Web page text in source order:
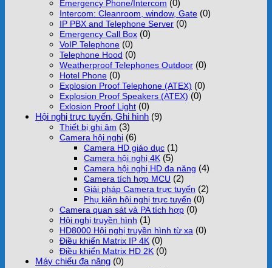
Emergency Phone/Intercom (0)
Intercom: Cleanroom, window, Gate (0)
IP PBX and Telephone Server (0)
Emergency Call Box (0)
VoIP Telephone (0)
Telephone Hood (0)
Weatherproof Telephones Outdoor (0)
Hotel Phone (0)
Explosion Proof Telephone (ATEX) (0)
Explosion Proof Speakers (ATEX) (0)
Exlosion Proof Light (0)
Hội nghị trực tuyến, Ghi hình (9)
Thiết bị ghi âm (3)
Camera hội nghị (6)
Camera HD giáo dục (1)
Camera hội nghị 4K (5)
Camera hội nghị HD đa năng (4)
Camera tích hợp MCU (2)
Giải pháp Camera trực tuyến (2)
Phụ kiện hội nghị trực tuyến (0)
Camera quan sát và PA tích hợp (0)
Hội nghị truyền hình (1)
HD8000 Hội nghị truyền hình từ xa (0)
Điều khiển Matrix IP 4K (0)
Điều khiển Matrix HD 2K (0)
Máy chiếu đa năng (0)